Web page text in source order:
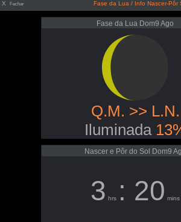
X Fechar Fase da Lua / Info Nascer-Pôr
Fase da Lua Dom9 Ago
Q.M. >> L.N.
Iluminada
Nascer e Pôr do Sol Dom9
3 hrs : 20 mins